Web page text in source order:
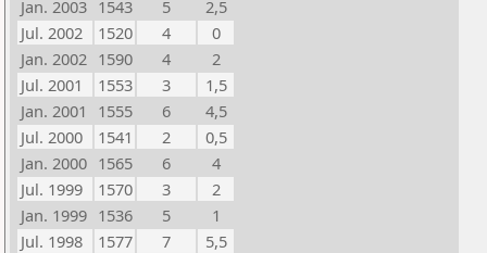
Jan. 2003 1543 5
2,5
Jul. 2002
1520 4
0
Jan. 2002 1590 4
2
Jul. 2001
1553 3
1,5
Jan. 2001
1555 6
4,5
Jul. 2000
1541 2
0,5
Jan. 2000 1565 6
4
Jul. 1999
1570 3
2
Jan. 1999 1536 5
1
Jul. 1998
1577 7
5,5